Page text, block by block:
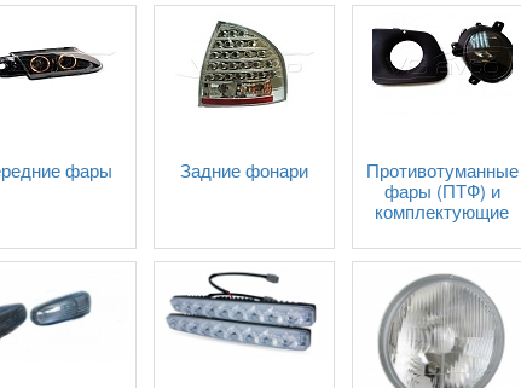
фары Задние фонари
Противотуманные
фары (ПТФ) и
комплектующие